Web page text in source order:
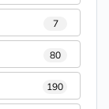
7
80
190